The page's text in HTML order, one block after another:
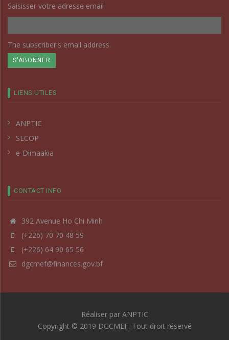
Saisisser votre adresse email
The subscriber's email address.
LIENS UTILES
ANPTIC
SECOP
e-Dimaakia
CONTACT INFO
392 Avenue Ho Chi Minh
(+226) 70 70 48 59
(+226) 64 90 65 56
dgcmef@finances.gov.bf
Réaliser par ANPTIC
Copyright © 2019 DGCMEF. Tout droit réservé